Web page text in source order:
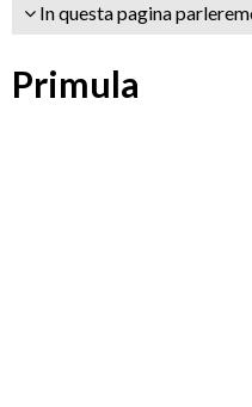
In questa pagina
Primula